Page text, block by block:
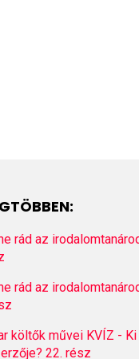
rád az
rád az
költők művei KVÍZ - Ki
22. rész